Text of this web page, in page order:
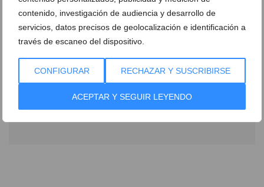
contenido, investigación de audiencia y desarrollo de
servicios, datos precisos de geolocalización e identificación a
través de escaneo del dispositivo.
CONFIGURAR RECHAZAR Y SUSCRIBIRSE
ACEPTAR Y SEGUIR LEYENDO